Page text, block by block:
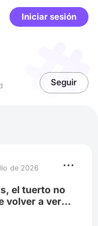
Iniciar sesión
Seguir
de 2026
el tuerto no
volver a ver